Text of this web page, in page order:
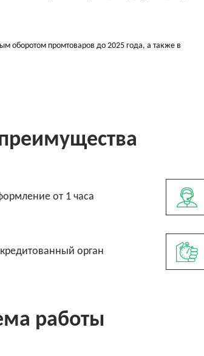
оборотом промтоваров до 2025 года, а также в
от 1 часа
орган
работы